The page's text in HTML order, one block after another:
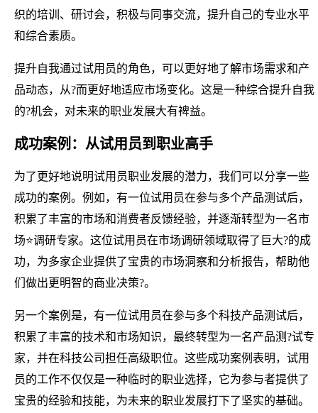
织的培训、研讨会，积极与同事交流，提升自己的专业水平
和综合素质。
提升自我通过试用员的角色，可以更好地了解市场需求和产
品动态，从?而更好地适应市场变化。这是一种综合提升自我
的?机会，对未来的职业发展大有裨益。
成功案例：从试用员到职业高手
为了更好地说明试用员职业发展的潜力，我们可以分享一些
成功的案例。例如，有一位试用员在参与多个产品测试后，
积累了丰富的市场和消费者反馈经验，并逐渐转型为一名市
场⭐调研专家。这位试用员在市场调研领域取得了巨大?的成
功，为多家企业提供了宝贵的市场洞察和分析报告，帮助他
们做出更明智的商业决策?。
另一个案例是，有一位试用员在参与多个科技产品测试后，
积累了丰富的技术和市场知识，最终转型为一名产品测?试专
家，并在科技公司担任高级职位。这些成功案例表明，试用
员的工作不仅仅是一种临时的职业选择，它为参与者提供了
宝贵的经验和技能，为未来的职业发展打下了坚实的基础。